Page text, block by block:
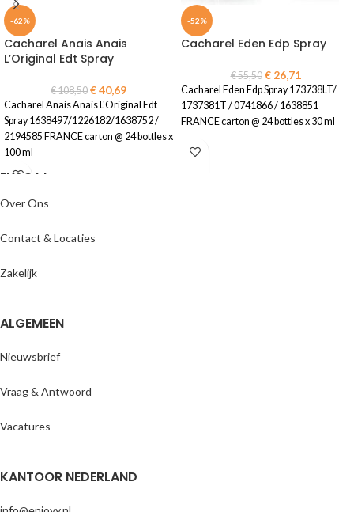
-62%
Cacharel Anais Anais
L’Original Edt Spray
€108,50 €40,69
Cacharel Anais Anais L'Original Edt
Spray 1638497/1226182/1638752 /
2194585 FRANCE carton @ 24 bottles x
100 ml
-52%
Cacharel Eden Edp Spray
€55,50 €26,71
Cacharel Eden Edp Spray 173738LT/
1737381T / 0741866 / 1638851
FRANCE carton @ 24 bottles x 30 ml
ENJOYY
Over Ons
Contact & Locaties
Zakelijk
ALGEMEEN
Nieuwsbrief
Vraag & Antwoord
Vacatures
KANTOOR NEDERLAND